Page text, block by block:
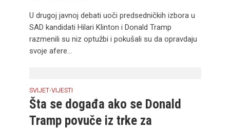
U drugoj javnoj debati uoči predsedničkih izbora u
SAD kandidati Hilari Klinton i Donald Tramp
razmenili su niz optužbi i pokušali su da opravdaju
svoje afere...
SVIJET•VIJESTI
Šta se događa ako se Donald
Tramp povuče iz trke za